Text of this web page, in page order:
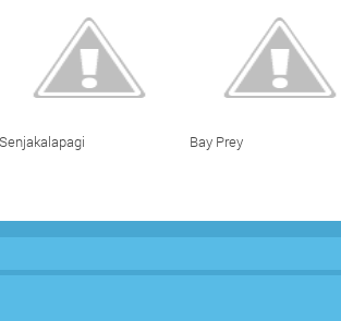
Senjakalapagi Bay Prey